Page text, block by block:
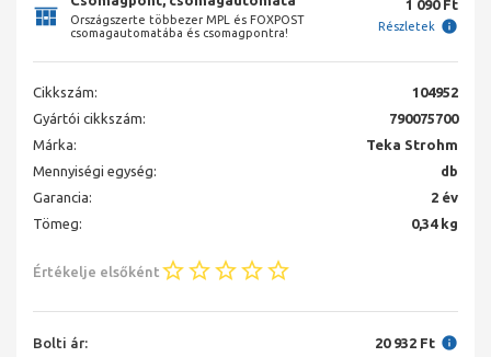
Országszerte többezer MPL és FOXPOST
csomagautomatába és csomagpontra!
1 090 Ft
Részletek
Cikkszám:
104952
Gyártói cikkszám:
790075700
Márka:
Teka Strohm
Mennyiségi egység:
db
Garancia:
2 év
Tömeg:
0,34 kg
Értékelje elsőként
Bolti ár: 20 932 Ft